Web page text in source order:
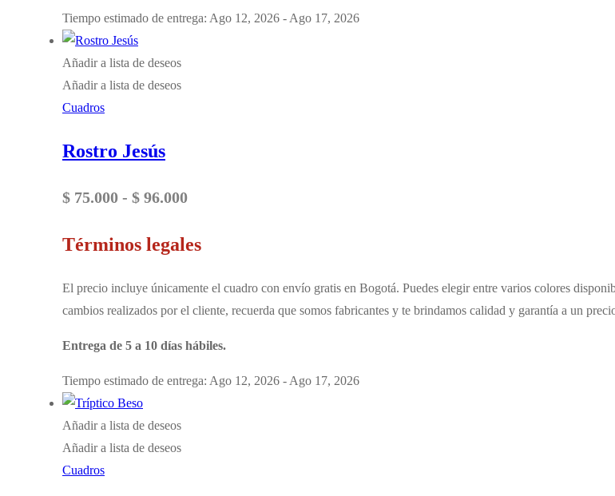
Tiempo estimado de entrega: Ago 12, 2026 - Ago 17, 2026
Añadir a lista de deseos
Añadir a lista de deseos
Cuadros
Rostro Jesús
$ 75.000 - $ 96.000Rango
precios:
desde
$ 75.000
hasta
Términos legales
El precio incluye únicamente el cuadro con envío gratis en Bogotá. Puedes elegir entre varios colores
cambios realizados por el cliente, recuerda que somos fabricantes y te brindamos calidad y garantía a un
Entrega de 5 a 10 días hábiles.
Tiempo estimado de entrega: Ago 12, 2026 - Ago 17, 2026
Añadir a lista de deseos
Añadir a lista de deseos
Cuadros